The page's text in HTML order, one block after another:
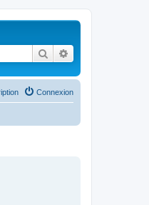
Rechercher
Connexion